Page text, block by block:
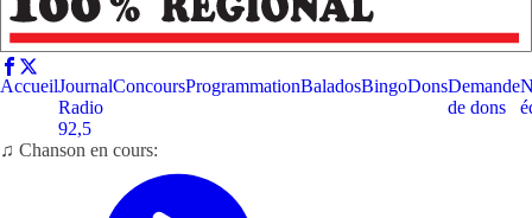
AccueilJournal
Radio
92,5
ConcoursProgrammationBaladosBingoDonsDemande
de dons
♫ Chanson en cours: